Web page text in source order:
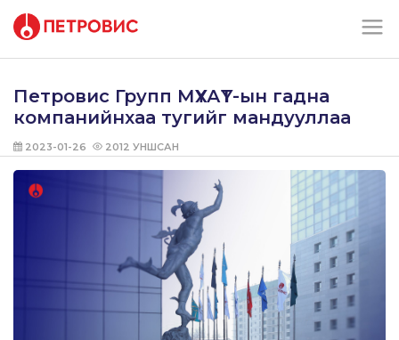
Петровис Групп МҮХАҮТ-ын гадна
компанийнхаа тугийг мандууллаа
2023-01-26 2012 УНШСАН